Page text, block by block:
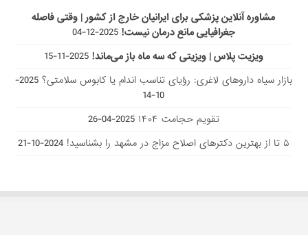
مشاوره آنلاین پزشکی برای ایرانیان خارج از کشور | وقتی فاصله
جغرافیایی مانع درمان نیست! 2025-12-04
ویزیت پلاس | ویزیتی که سه ماه باز می‌ماند! 2025-11-15
بازار سیاه داروهای لاغری: رؤیای تناسب اندام یا کابوس سلامتی؟
2025-
10-14
تقویم حجامت ۱۴۰۴
2025-04-26
۵ تا از بهترین دکتر‌های اصلاح مزاج در مشهد را بشناسید!
2024-10-21